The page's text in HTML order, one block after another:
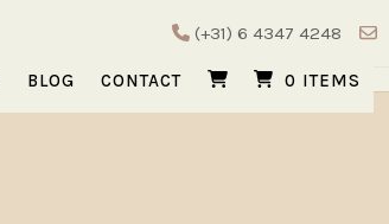
(+31) 6 4347 4248
BLOG CONTACT 0 ITEMS